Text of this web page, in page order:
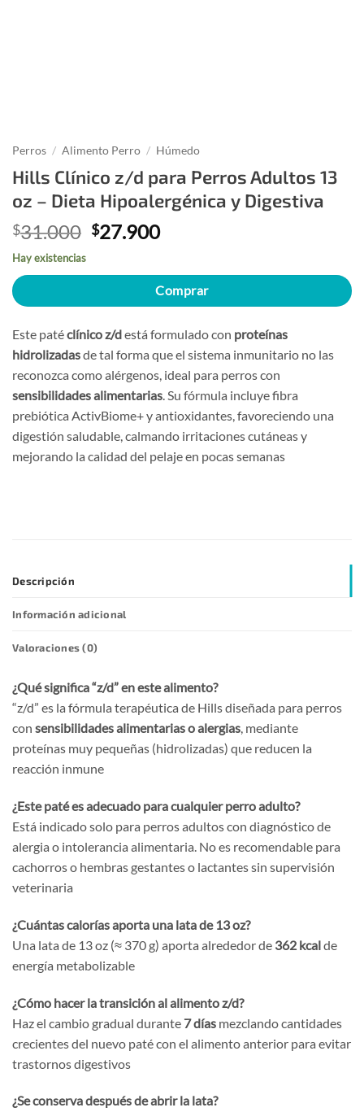
Perros / Alimento Perro / Húmedo
Hills Clínico z/d para Perros Adultos 13
oz – Dieta Hipoalergénica y Digestiva
$31.000 El
original
$31.000.
$27.900El
actual
es:
$27.900.
Hay existencias
Comprar
Este patéclínico z/destá formulado con proteínas
hidrolizadasde tal forma que el sistema inmunitario no las
reconozca como alérgenos, ideal para perros con
sensibilidades alimentarias . Su fórmula incluye fibra
prebiótica ActivBiome+ y antioxidantes, favoreciendo una
digestión saludable, calmando irritaciones cutáneas y
mejorando la calidad del pelaje en pocas semanas
Descripción
Información adicional
Valoraciones (0)
¿Qué significa “z/d” en este alimento?
“z/d” es la fórmula terapéutica de Hills diseñada para perros
con sensibilidades alimentarias o alergias, mediante
proteínas muy pequeñas (hidrolizadas) que reducen la
reacción inmune
¿Este paté es adecuado para cualquier perro adulto?
Está indicado solo para perros adultos con diagnóstico de
alergia o intolerancia alimentaria. No es recomendable para
cachorros o hembras gestantes o lactantes sin supervisión
veterinaria
¿Cuántas calorías aporta una lata de 13 oz?
Una lata de 13 oz (≈ 370 g) aporta alrededor de 362 kcalde
energía metabolizable
¿Cómo hacer la transición al alimento z/d?
Haz el cambio gradual durante 7 días mezclando cantidades
crecientes del nuevo paté con el alimento anterior para evitar
trastornos digestivos
¿Se conserva después de abrir la lata?